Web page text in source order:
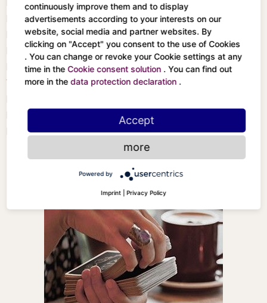
Der Kaiser
Der Hierophant
Glück
Lust (früher Stärke)
Der Gehängte
Tod
Kunst (früher Mäßigkeit)
Der Teufel
Der Turm
Der Stern
Der Mond
Die Sonne
Gericht
Das Universum
continuously improve them and to display
advertisements according to your interests on our
website, social media and partner websites. By
clicking on "Accept" you consent to the use of Cookies
. You can change or revoke your Cookie settings at any
time in theCookie consent solution . You can find out
more in thedata protection declaration .
Accept
more
Powered by
Imprint Privacy Policy